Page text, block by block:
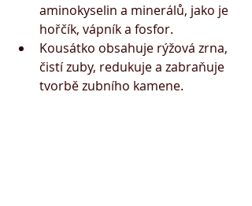
aminokyselin a minerálů, jako je
hořčík, vápník a fosfor.
Kousátko obsahuje rýžová zrna,
čistí zuby, redukuje a zabraňuje
tvorbě zubního kamene.